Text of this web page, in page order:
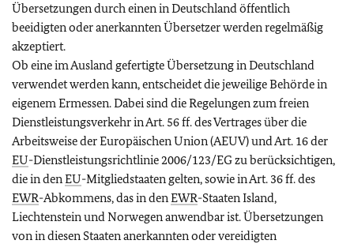
Übersetzungen durch einen in Deutschland öffentlich
beeidigten oder anerkannten Übersetzer werden regelmäßig
akzeptiert.
Ob eine im Ausland gefertigte Übersetzung in Deutschland
verwendet werden kann, entscheidet die jeweilige Behörde in
eigenem Ermessen. Dabei sind die Regelungen zum freien
Dienstleistungsverkehr in Art. 56 ff. des Vertrages über die
Arbeitsweise der Europäischen Union (AEUV) und Art. 16 der
EU-Dienstleistungsrichtlinie 2006/123/EG zu berücksichtigen,
die in denEU-Mitgliedstaaten gelten, sowie in Art. 36 ff. des
EWR-Abkommens, das in denEWR-Staaten Island,
Liechtenstein und Norwegen anwendbar ist. Übersetzungen
von in diesen Staaten anerkannten oder vereidigten